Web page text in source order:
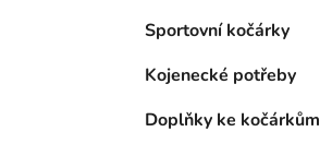
Sportovní kočárky
Kojenecké potřeby
Doplňky ke kočárkům